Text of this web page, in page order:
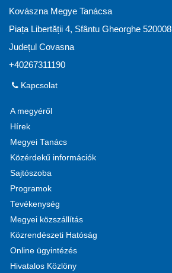
Kovászna Megye Tanácsa
Piața Libertății 4, Sfântu Gheorghe 520008
Județul Covasna
+40267311190
Kapcsolat
A megyéről
Hírek
Megyei Tanács
Közérdekű információk
Sajtószoba
Programok
Tevékenység
Megyei közszállítás
Közrendészeti Hatóság
Online ügyintézés
Hivatalos Közlöny